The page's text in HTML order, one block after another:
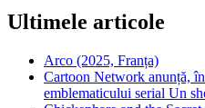
Ultimele articole
Arco (2025, Franța)
Cartoon Network anunță,
emblematicului serial Un